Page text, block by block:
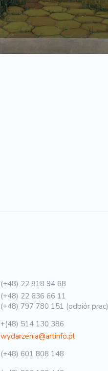
(+48) 22 818 94 68
(+48) 22 636 66 11
(+48) 797 780 151 (odbiór prac)
+(48) 514 130 386
wydarzenia@artinfo.pl
(+48) 601 808 148